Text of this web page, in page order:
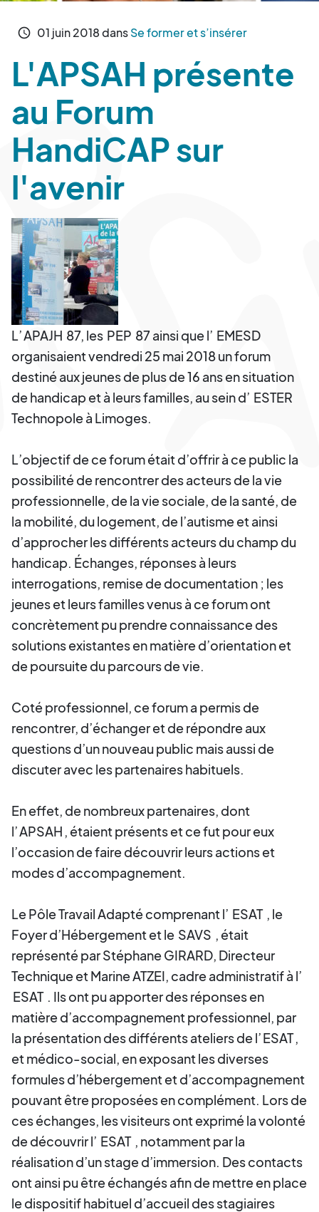
schedule 01 juin2018dansSe former et s’insérer
L'APSAH présente
au Forum
HandiCAP sur
l'avenir
L’APAJH 87, les PEP 87 ainsi que l’ EMESD
organisaient vendredi 25 mai 2018 un forum
destiné aux jeunes de plus de 16 ans en situation
de handicap et à leurs familles, au sein d’ ESTER
Technopole à Limoges.
L’objectif de ce forum était d’offrir à ce public la
possibilité de rencontrer des acteurs de la vie
professionnelle, de la vie sociale, de la santé, de
la mobilité, du logement, de l’autisme et ainsi
d’approcher les différents acteurs du champ du
handicap. Échanges, réponses à leurs
interrogations, remise de documentation ; les
jeunes et leurs familles venus à ce forum ont
concrètement pu prendre connaissance des
solutions existantes en matière d’orientation et
de poursuite du parcours de vie.
Coté professionnel, ce forum a permis de
rencontrer, d’échanger et de répondre aux
questions d’un nouveau public mais aussi de
discuter avec les partenaires habituels.
En effet, de nombreux partenaires, dont
l’APSAH , étaient présents et ce fut pour eux
l’occasion de faire découvrir leurs actions et
modes d’accompagnement.
Le Pôle Travail Adapté comprenant l’ ESAT , le
Foyer d’Hébergement et le SAVS , était
représenté par Stéphane GIRARD, Directeur
Technique et Marine ATZEI, cadre administratif à l’
ESAT . Ils ont pu apporter des réponses en
matière d’accompagnement professionnel, par
la présentation des différents ateliers de l’ESAT,
et médico-social, en exposant les diverses
formules d’hébergement et d’accompagnement
pouvant être proposées en complément. Lors de
ces échanges, les visiteurs ont exprimé la volonté
de découvrir l’ ESAT , notamment par la
réalisation d’un stage d’immersion. Des contacts
ont ainsi pu être échangés afin de mettre en place
le dispositif habituel d’accueil des stagiaires